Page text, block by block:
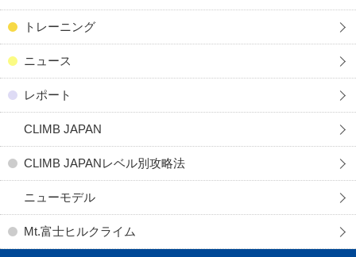
トレーニング
ニュース
レポート
CLIMB JAPAN
CLIMB JAPANレベル別攻略法
ニューモデル
Mt.富士ヒルクライム